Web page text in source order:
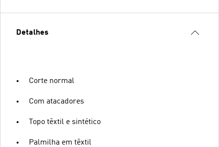
Detalhes
Corte normal
Com atacadores
Topo têxtil e sintético
Palmilha em têxtil